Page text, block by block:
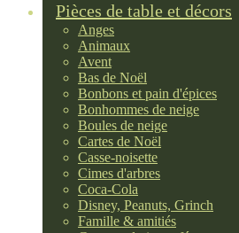
Pièces de table et décors
Anges
Animaux
Avent
Bas de Noël
Bonbons et pain d'épices
Bonhommes de neige
Boules de neige
Cartes de Noël
Casse-noisette
Cimes d'arbres
Coca-Cola
Disney, Peanuts, Grinch
Famille & amitiés